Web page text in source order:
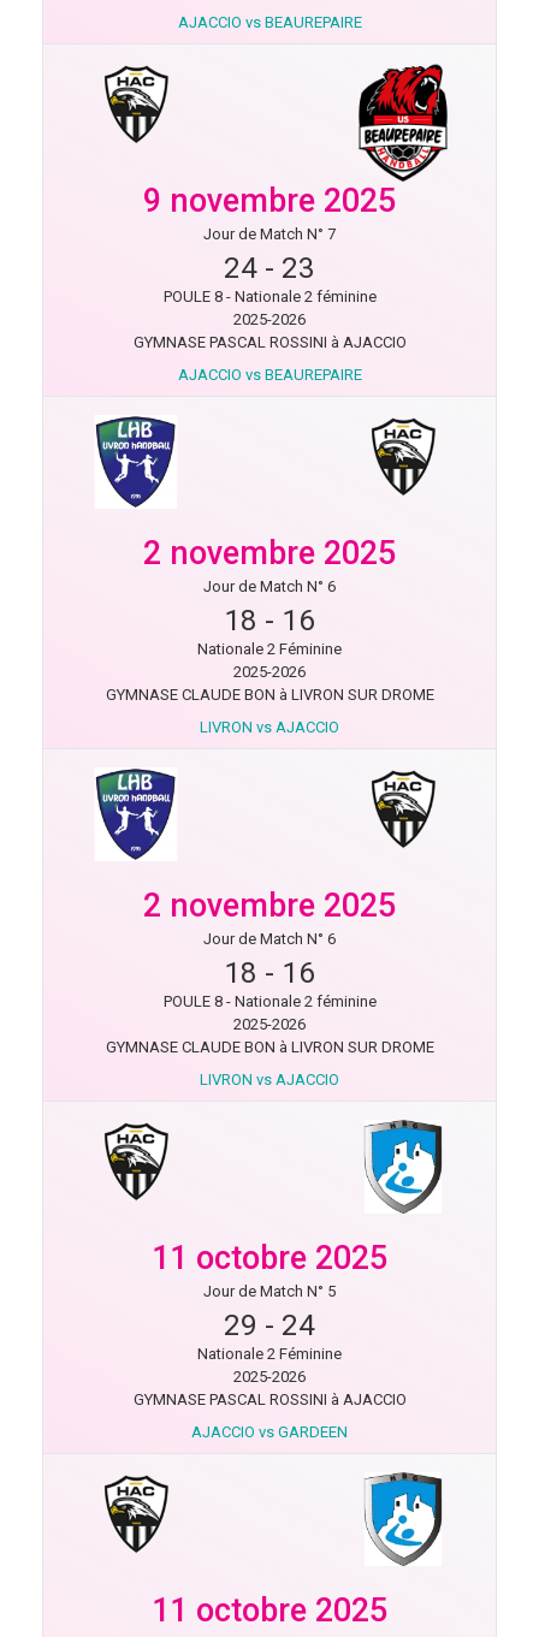
AJACCIO vs BEAUREPAIRE
9 novembre 2025
Jour de Match N° 7
24 - 23
POULE 8 - Nationale 2 féminine
2025-2026
GYMNASE PASCAL ROSSINI à AJACCIO
AJACCIO vs BEAUREPAIRE
2 novembre 2025
Jour de Match N° 6
18 - 16
Nationale 2 Féminine
2025-2026
GYMNASE CLAUDE BON à LIVRON SUR DROME
LIVRON vs AJACCIO
2 novembre 2025
Jour de Match N° 6
18 - 16
POULE 8 - Nationale 2 féminine
2025-2026
GYMNASE CLAUDE BON à LIVRON SUR DROME
LIVRON vs AJACCIO
11 octobre 2025
Jour de Match N° 5
29 - 24
Nationale 2 Féminine
2025-2026
GYMNASE PASCAL ROSSINI à AJACCIO
AJACCIO vs GARDEEN
11 octobre 2025